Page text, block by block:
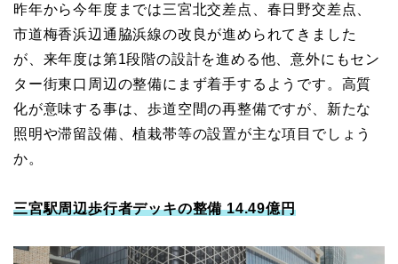
昨年から今年度までは三宮北交差点、春日野交差点、
市道梅香浜辺通脇浜線の改良が進められてきました
が、来年度は第1段階の設計を進める他、意外にもセン
ター街東口周辺の整備にまず着手するようです。高質
化が意味する事は、歩道空間の再整備ですが、新たな
照明や滞留設備、植栽帯等の設置が主な項目でしょう
か。
三宮駅周辺歩⾏者デッキの整備 14.49億円